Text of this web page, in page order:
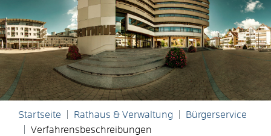
Startseite Rathaus & Verwaltung
Bürgerservice
Verfahrensbeschreibungen